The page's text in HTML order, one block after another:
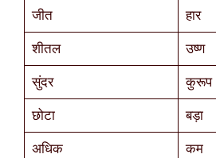
जीत हार
शीतल उष्ण
सुंदर कुरूप
छोटा बड़ा
अधिक कम